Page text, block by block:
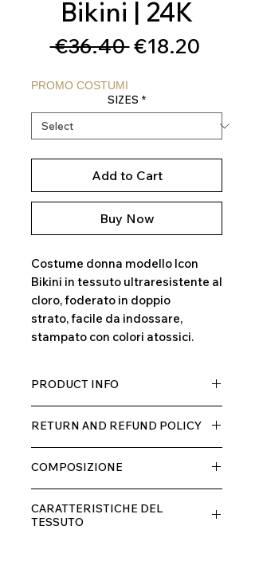
Bikini | 24K
€36.40 Regular
€18.20Sale
PROMO COSTUMI
SIZES *
Add to Cart
Buy Now
Costume donna modello Icon
Bikini in tessuto ultraresistente al
cloro, foderato in doppio
strato, facile da indossare,
stampato con colori atossici.
PRODUCT INFO
di elastane, molto comodo per chi lo
indossa grazia alla sua elastcità, in
doppio strato con fodera.
RETURN AND REFUND POLICY
entro 10 giorni dal ricevimento,
rimborseremo il cliente, escluse le
spese di spedizione, non appena
riceveremo la merce resa ed
COMPOSIZIONE
20% ELASTANE
CARATTERISTICHE DEL
TESSUTO